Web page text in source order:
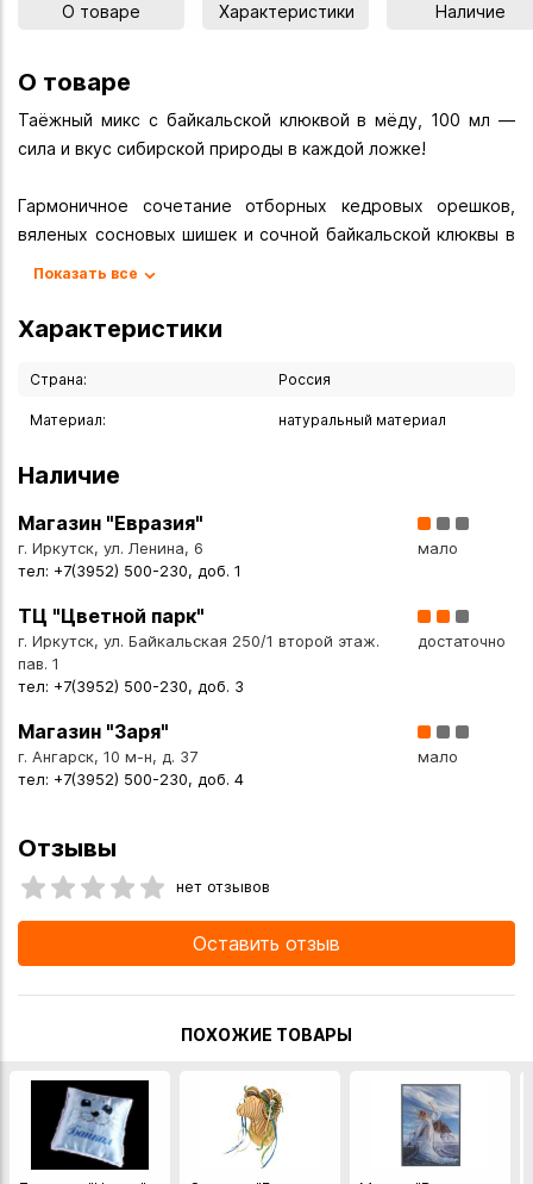
О товаре Характеристики Наличие
О товаре
Таёжный микс с байкальской клюквой в мёду, 100 мл —
сила и вкус сибирской природы в каждой ложке!
Гармоничное сочетание отборных кедровых орешков,
вяленых сосновых шишек и сочной байкальской клюквы в
Польза:
- кедровые орешки — источник витаминов, минералов и
- вяленые сосновые шишки — богаты антиоксидантами и
фитонцидами;
противовоспалительные компоненты;
- натуральный мёд — укрепляет иммунитет и даёт заряд
энергии.
Идеально:
- к чаю или травяным напиткам;
- как добавка к кашам, йогуртам, творогу;
- для украшения десертов и создания оригинальных
соусов;
- в качестве полезного перекуса;
Откройте для себя вкус настоящей тайги!
в указанных ниже магазинах в Иркутске и в Ангарске, а
также сделать заказ в интернет-магазине с доставкой
курьером по Иркутску или транспортной компанией по
Показать все
Характеристики
Страна: Россия
Материал: натуральный материал
Наличие
Магазин "Евразия"
г. Иркутск, ул. Ленина, 6
тел: +7(3952) 500-230, доб. 1
мало
ТЦ "Цветной парк"
г. Иркутск, ул. Байкальская 250/1 второй этаж.
пав. 1
тел: +7(3952) 500-230, доб. 3
достаточно
Магазин "Заря"
г. Ангарск, 10 м-н, д. 37
тел: +7(3952) 500-230, доб. 4
мало
Отзывы
нет отзывов
Оставить отзыв
ПОХОЖИЕ ТОВАРЫ